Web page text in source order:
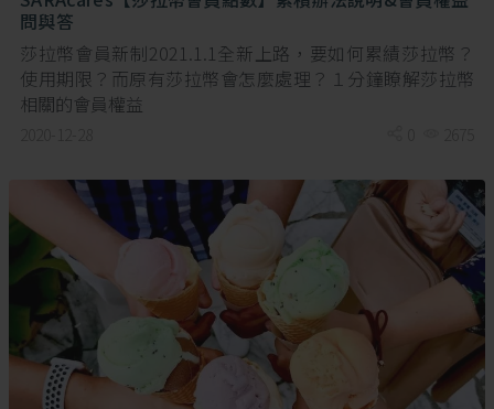
問與答
莎拉幣會員新制2021.1.1全新上路，要如何累績莎拉幣？
使用期限？而原有莎拉幣會怎麼處理？１分鐘瞭解莎拉幣
相關的會員權益